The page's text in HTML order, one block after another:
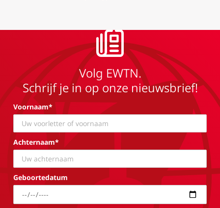
Volg EWTN.
Schrijf je in op onze nieuwsbrief!
Voornaam*
Achternaam*
Geboortedatum